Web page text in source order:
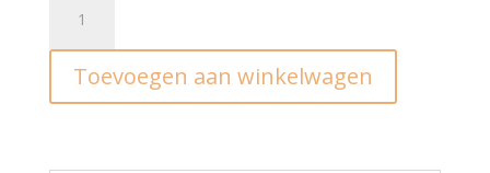
7
jaar
(10st)
Toevoegen aan winkelwagen